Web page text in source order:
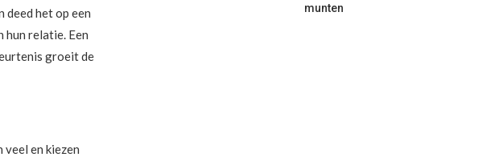
deed het op een
hun relatie. Een
groeit de
veel en kiezen
munten